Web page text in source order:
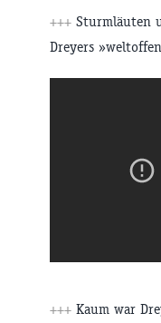
+++ Sturmläuten
Dreyers
+++ Kaum war